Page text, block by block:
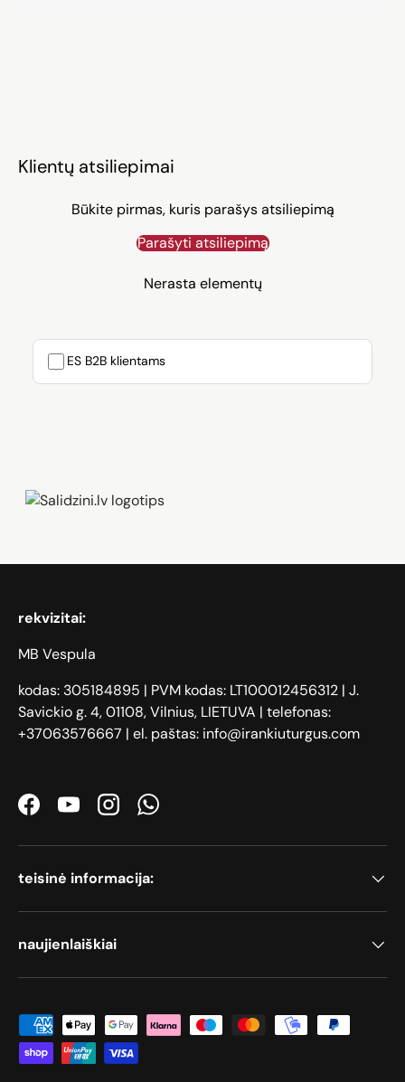
Klientų atsiliepimai
Būkite pirmas, kuris parašys atsiliepimą
Parašyti atsiliepimą
Nerasta elementų
ES B2B klientams
Zāģi, iPhone, Dyson, Mobilie
rekvizitai:
MB Vespula
kodas: 305184895 | PVM kodas: LT100012456312 | J.
Savickio g. 4, 01108, Vilnius, LIETUVA | telefonas:
+37063576667 | el. paštas: info@irankiuturgus.com
FacebookYouTubeInstagramWhatsApp
teisinė informacija:
naujienlaiškiai
Priimami mokėjimo būdai